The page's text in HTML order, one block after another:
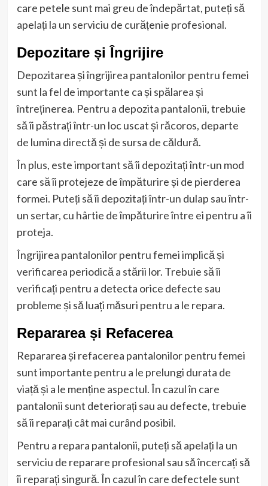
care petele sunt mai greu de îndepărtat, puteți să
apelați la un serviciu de curățenie profesional.
Depozitare și Îngrijire
Depozitarea și îngrijirea pantalonilor pentru femei
sunt la fel de importante ca și spălarea și
întreținerea. Pentru a depozita pantalonii, trebuie
să îi păstrați într-un loc uscat și răcoros, departe
de lumina directă și de sursa de căldură.
În plus, este important să îi depozitați într-un mod
care să îi protejeze de împăturire și de pierderea
formei. Puteți să îi depozitați într-un dulap sau într-
un sertar, cu hârtie de împăturire între ei pentru a îi
proteja.
Îngrijirea pantalonilor pentru femei implică și
verificarea periodică a stării lor. Trebuie să îi
verificați pentru a detecta orice defecte sau
probleme și să luați măsuri pentru a le repara.
Repararea și Refacerea
Repararea și refacerea pantalonilor pentru femei
sunt importante pentru a le prelungi durata de
viață și a le menține aspectul. În cazul în care
pantalonii sunt deteriorați sau au defecte, trebuie
să îi reparați cât mai curând posibil.
Pentru a repara pantalonii, puteți să apelați la un
serviciu de reparare profesional sau să încercați să
îi reparați singură. În cazul în care defectele sunt